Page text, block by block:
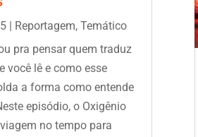
| Reportagem, Temático
pra pensar quem traduz
você lê e como esse
a forma como entende
episódio, o Oxigênio
no tempo para